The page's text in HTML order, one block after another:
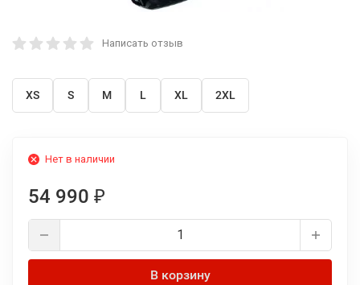
Написать отзыв
XS S M L XL 2XL
Нет в наличии
54 990 ₽
В корзину